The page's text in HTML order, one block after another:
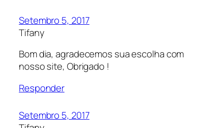
Setembro 5, 2017
Tifany
Bom dia, agradecemos sua escolha com
nosso site, Obrigado !
Responder
Setembro 5, 2017